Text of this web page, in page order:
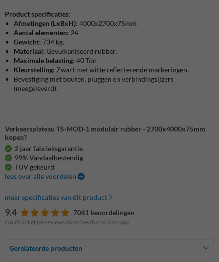
Product specificaties:
Afmetingen (LxBxH): 4000x2700x75mm
Aantal elementen: 24
Gewicht: 734 kg.
Materiaal: Gevulkaniseerd rubber.
Maximale belasting: 40 Ton
Kleurstelling: Zwart met witte reflecterende markeringen.
Bevestiging met bouten, pluggen en verbindingsijzers
(meegeleverd).
Verkeersplateau TS-MOD-1 modulair rubber - 2700x4000x75mm
kopen?
2 jaar fabrieksgarantie
99% Vandaalbestendig
TUV gekeurd
lees over alle voordelen
meer specificaties van dit product
9.4 7061 beoordelingen
Onafhankelijke reviews door FeedbackCompany
Gerelateerde producten